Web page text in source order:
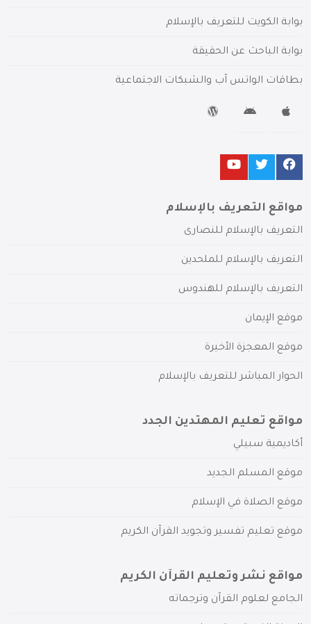
بوابة الكويت للتعريف بالإسلام
بوابة الباحث عن الحقيقة
بطاقات الواتس آب والشبكات الاجتماعية
مواقع التعريف بالإسلام
التعريف بالإسلام للنصارى
التعريف بالإسلام للملحدين
التعريف بالإسلام للهندوس
موقع الإيمان
موقع المعجزة الأخيرة
الحوار المباشر للتعريف بالإسلام
مواقع تعليم المهتدين الجدد
أكاديمية سبيلي
موقع المسلم الجديد
موقع الصلاة في الإسلام
موقع تعليم تفسير وتجويد القرآن الكريم
مواقع نشر وتعليم القرآن الكريم
الجامع لعلوم القرآن وترجماته